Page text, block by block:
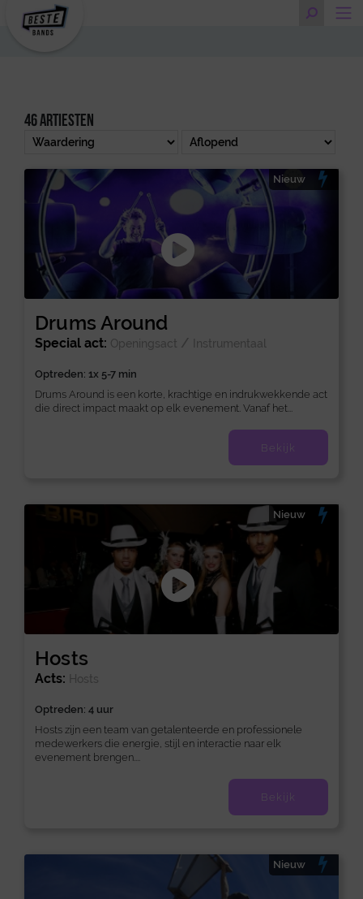
46 artiesten
Drums Around
Nieuw
Special act: Openingsact / Instrumentaal
Optreden: 1x 5-7 min
Drums Around is een korte, krachtige en indrukwekkende act
die direct impact maakt op elk evenement. Vanaf het...
Bekijk
Hosts
Nieuw
Acts: Hosts
Optreden: 4 uur
Hosts zijn een team van getalenteerde en professionele
medewerkers die energie, stijl en interactie naar elk
evenement brengen....
Bekijk
Nieuw